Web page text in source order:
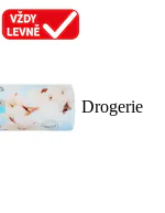
Drogerie